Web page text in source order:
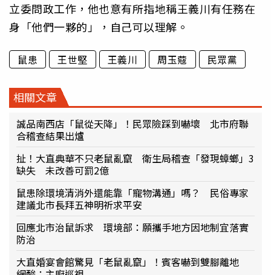
立委問政工作，他也意有所指地稱王義川有任務在
身「他們一夥的」，自己可以理解。
鼠患 王世堅 王義川 周玉蔻 民眾黨
相關文章
誠品南西店「鼠從天降」！民眾險踩到嚇壞 北市府聯
合稽查結果出爐
扯！大直典華不只老鼠亂竄 衛生局稽查「發現蟑螂」3
缺失 未改善可罰2億
鼠患除環境清消外還能靠「寵物溝通」嗎？ 民俗專家
建議北市長拜五神明祈求平安
回應北市治鼠訴求 環境部：願攜手地方因地制宜落實
防治
大直婚宴會館驚見「老鼠亂竄」！賓客嚇到雙腳離地